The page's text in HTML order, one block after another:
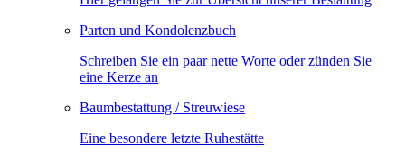
Parten und Kondolenzbuch
Schreiben Sie ein paar nette Worte oder zünden Sie
eine Kerze an
Baumbestattung / Streuwiese
Eine besondere letzte Ruhestätte